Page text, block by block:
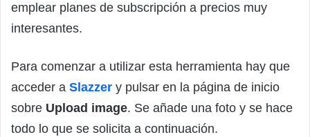
emplear planes de subscripción a precios muy
interesantes.
Para comenzar a utilizar esta herramienta hay que
acceder a Slazzer y pulsar en la página de inicio
sobre Upload image. Se añade una foto y se hace
todo lo que se solicita a continuación.